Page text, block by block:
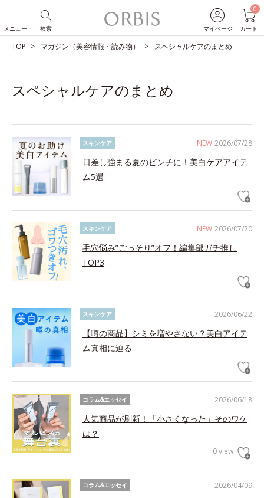
マイページ
0
カート
検索
メニュー
TOP マガジン（美容情報・読み物） スペシャルケアのまとめ
スペシャルケアのまとめ
NEW 2026/07/28
スキンケア
日差し強まる夏のピンチに！美白ケアアイテ
ム5選
NEW 2026/07/20
スキンケア
毛穴悩み”ごっそり”オフ！編集部ガチ推し
TOP3
2026/06/22
スキンケア
【噂の商品】シミを増やさない？美白アイテ
ム真相に迫る
2026/06/18
コラム&エッセイ
人気商品が刷新！「小さくなった」そのワケ
は？
0 view
2026/04/09
コラム&エッセイ